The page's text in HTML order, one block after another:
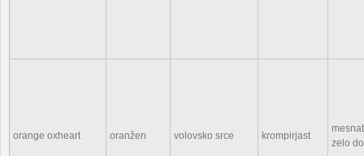
orange oxheart oranžen volovsko srce krompirjast
zelo